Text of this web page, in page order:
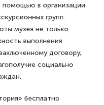
в организации
групп.
музея не только
выполнения
договору,
социально
бесплатно